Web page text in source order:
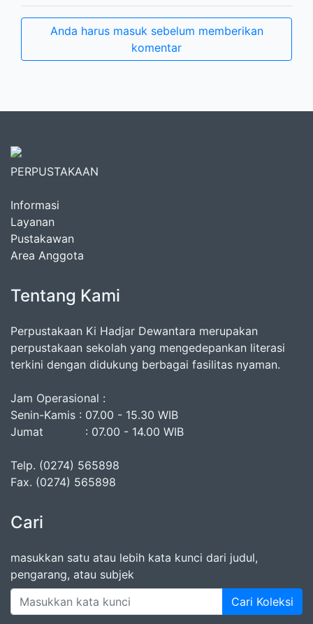
Anda harus masuk sebelum memberikan
komentar
PERPUSTAKAAN
Informasi
Layanan
Pustakawan
Area Anggota
Tentang Kami
Perpustakaan Ki Hadjar Dewantara merupakan
perpustakaan sekolah yang mengedepankan literasi
terkini dengan didukung berbagai fasilitas nyaman.
Jam Operasional :
Senin-Kamis : 07.00 - 15.30 WIB
Jumat : 07.00 - 14.00 WIB
Telp. (0274) 565898
Fax. (0274) 565898
Cari
masukkan satu atau lebih kata kunci dari judul,
pengarang, atau subjek
Cari Koleksi